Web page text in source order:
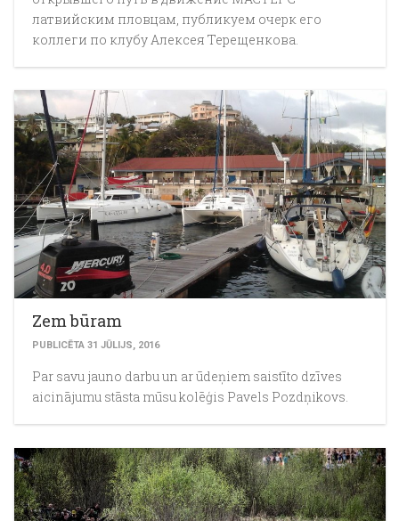
латвийским пловцам, публикуем очерк его
коллеги по клубу Алексея Терещенкова.
Zem būram
PUBLICĒTA 31 JŪLIJS, 2016
Par savu jauno darbu un ar ūdeņiem saistīto dzīves
aicinājumu stāsta mūsu kolēģis Pavels Pozdņikovs.